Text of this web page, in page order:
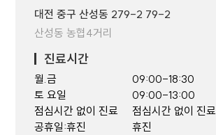
대전 중구 산성동 279-2 79-2
산성동 농협4거리
진료시간
월.금
토 요일
점심시간 없이 진료
공휴일:휴진
09:00-18:30
09:00-13:00
점심시간 없이 진료
휴진